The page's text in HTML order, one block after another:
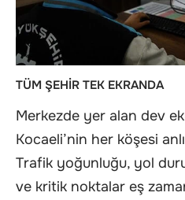
TÜM ŞEHİR TEK EKRANDA
Merkezde yer alan dev
Kocaeli’nin her köşesi
Trafik yoğunluğu, yol
ve kritik noktalar eş